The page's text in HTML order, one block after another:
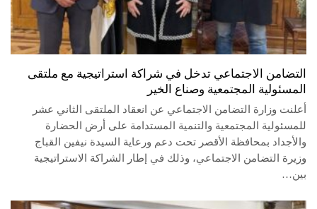
التضامن الاجتماعي تدخل في شراكة استراتيجية مع ملتقى
المسئولية المجتمعية وصناع الخير
أعلنت وزارة التضامن الاجتماعي عن انعقاد الملتقى الثاني عشر
للمسئولية المجتمعية والتنمية المستدامة على أرض الحضارة
والأجداد بمحافظة الأقصر تحت دعم ورعاية السيدة نيفين القباج
وزيرة التضامن الاجتماعي، وذلك في إطار الشراكة الاستراتيجية
بين…